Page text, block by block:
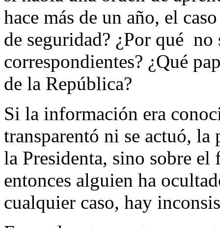
hace más de un año, el
de seguridad? ¿Por qué
correspondientes? ¿Qué
de la República?
Si la información era
transparentó ni se actuó, la
la Presidenta, sino sobre
entonces alguien ha
cualquier caso, hay